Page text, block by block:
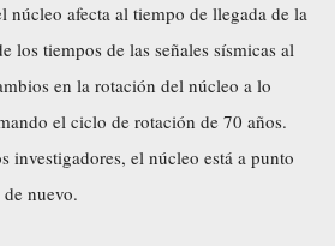
núcleo afecta al tiempo de llegada de la
los tiempos de las señales sísmicas al
en la rotación del núcleo a lo
el ciclo de rotación de 70 años.
investigadores, el núcleo está a punto
de nuevo.